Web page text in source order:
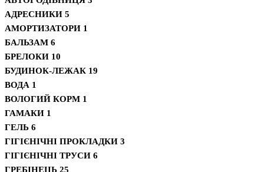
АДРЕСНИКИ 5
АМОРТИЗАТОРИ 1
БАЛЬЗАМ 6
БРЕЛОКИ 10
БУДИНОК-ЛЕЖАК 19
ВОДА 1
ВОЛОГИЙ КОРМ 1
ГАМАКИ 1
ГЕЛЬ 6
ГІГІЄНІЧНІ ПРОКЛАДКИ 3
ГІГІЄНІЧНІ ТРУСИ 6
ГРЕБІНЕЦЬ 25